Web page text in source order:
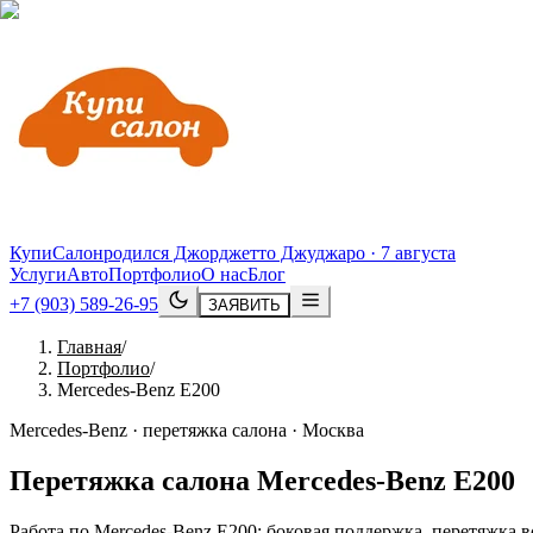
КупиСалонродился Джорджетто Джуджаро · 7 августа
УслугиАвтоПортфолиоО насБлог
+7 (903) 589-26-95
ЗАЯВИТЬ
Главная/
Портфолио/
Mercedes-Benz E200
Mercedes-Benz · перетяжка салона · Москва
Перетяжка салона Mercedes-Benz E200